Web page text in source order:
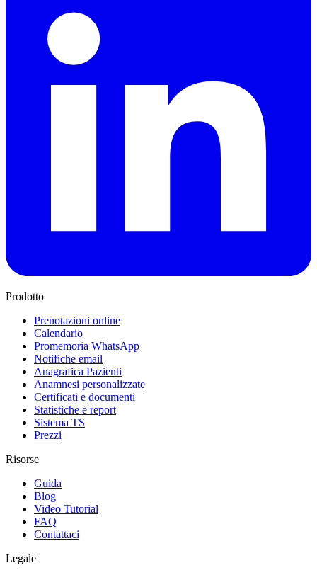
Prodotto
Prenotazioni online
Calendario
Promemoria WhatsApp
Notifiche email
Anagrafica Pazienti
Anamnesi personalizzate
Certificati e documenti
Statistiche e report
Sistema TS
Prezzi
Risorse
Guida
Blog
Video Tutorial
FAQ
Contattaci
Legale